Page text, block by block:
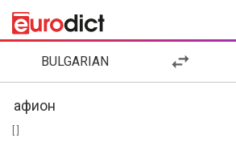
BULGARIAN